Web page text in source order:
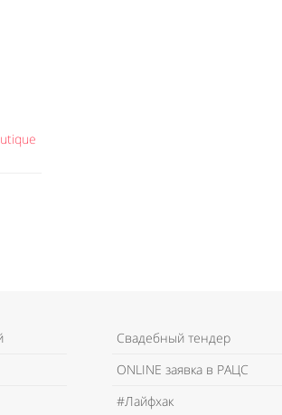
Свадебный тендер
ONLINE заявка в РАЦС
#Лайфхак